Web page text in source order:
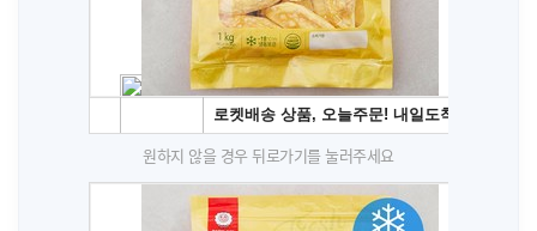
원하지 않을 경우 뒤로가기를 눌러주세요